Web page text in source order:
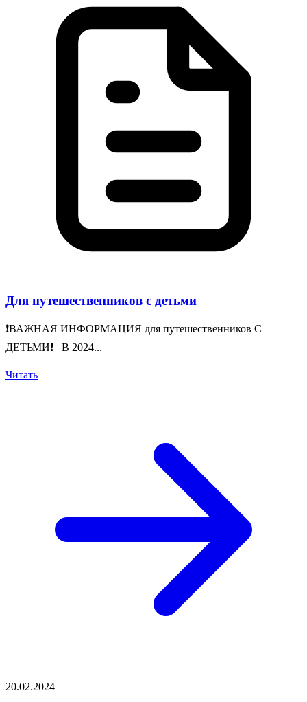
Для путешественников с детьми
❗️ВАЖНАЯ ИНФОРМАЦИЯ для путешественников С
ДЕТЬМИ❗️ В 2024...
Читать
20.02.2024